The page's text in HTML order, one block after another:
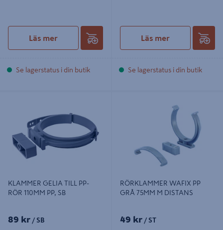
Läs mer
Se lagerstatus i din butik
Läs mer
Se lagerstatus i din butik
KLAMMER GELIA TILL PP-
RÖR 110MM PP, SB
89 kr / SB
RÖRKLAMMER WAFIX PP
GRÅ 75MM M DISTANS
49 kr / ST